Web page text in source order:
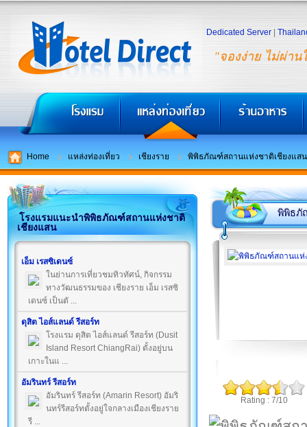
"จองง่าย ไม่ผ่าน
Dedicated Server
Home แหล่งท่องเที่ยว เชียงราย พิพิธภัณฑ์สถานแห่งชาติเชียงแสน
โรงแรมแนะนำพิพิธภัณฑ์สถานแห่งชาติ
เชียงแสน
เอ็ม เรสซิเดนซ์
ในย่านการเที่ยวชมทิวทัศน์, กิจกรรม
ทางวัฒนธรรมของ เชียงราย เอ็ม เรสซิ
เดนซ์ เป็นตั ...
ดุสิต ไอส์แลนด์ รีสอร์ท
โรงแรม ดุสิต ไอส์แลนด์ รีสอร์ท (Dusit
Island Resort ChiangRai) ตั้งอยู่บน
เกาะในแ ...
อัมรินทร์ รีสอร์ท
อัมรินทร์ รีสอร์ท (Amarin Resort) อัมริ
นทร์รีสอร์ทตั้งอยู่ใจกลางเมืองเชียงราย
รี ...
พิพิธภั
Rating : 7/10